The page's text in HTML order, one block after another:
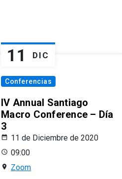
11 DIC
Conferencias
IV Annual Santiago
Macro Conference – Día
3
11 de Diciembre de 2020
09:00
Zoom